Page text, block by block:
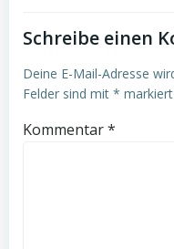
Schreibe einen
Deine E-Mail-Adresse
Felder sind mit * markiert
Kommentar*